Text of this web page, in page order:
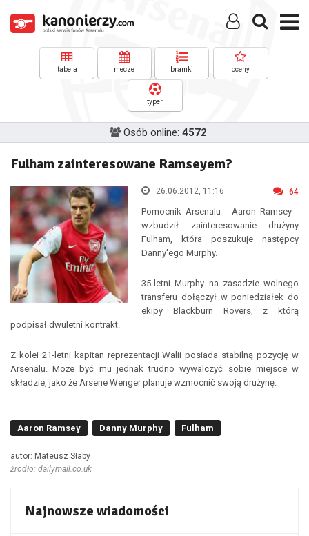
tabela mecze bramki oceny
typer
Osób online: 4572
Fulham zainteresowane Ramseyem?
26.06.2012, 11:16 64
Pomocnik Arsenalu - Aaron Ramsey -
wzbudził zainteresowanie drużyny
Fulham, która poszukuje następcy
Danny'ego Murphy.
35-letni Murphy na zasadzie wolnego
transferu dołączył w poniedziałek do
ekipy Blackburn Rovers, z którą
podpisał dwuletni kontrakt.
Z kolei 21-letni kapitan reprezentacji Walii posiada stabilną pozycję w
Arsenalu. Może być mu jednak trudno wywalczyć sobie miejsce w
składzie, jako że Arsene Wenger planuje wzmocnić swoją drużynę.
Aaron Ramsey Danny Murphy Fulham
autor: Mateusz Słaby
źrodło: dailymail.co.uk
Najnowsze wiadomości